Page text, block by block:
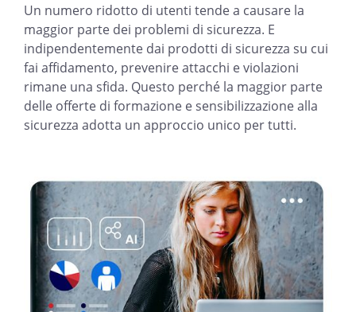
Un numero ridotto di utenti tende a causare la
maggior parte dei problemi di sicurezza. E
indipendentemente dai prodotti di sicurezza su cui
fai affidamento, prevenire attacchi e violazioni
rimane una sfida. Questo perché la maggior parte
delle offerte di formazione e sensibilizzazione alla
sicurezza adotta un approccio unico per tutti.